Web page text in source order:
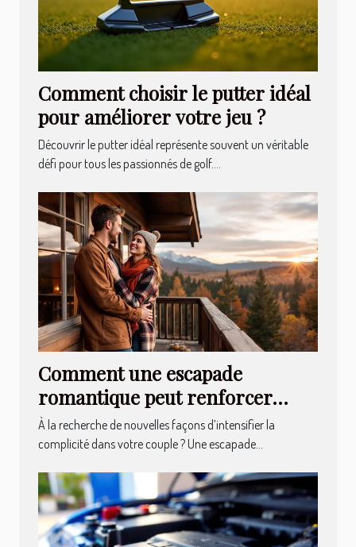
Comment choisir le putter idéal
pour améliorer votre jeu ?
Découvrir le putter idéal représente souvent un véritable
défi pour tous les passionnés de golf....
Comment une escapade
romantique peut renforcer
votre relation ?
À la recherche de nouvelles façons d’intensifier la
complicité dans votre couple ? Une escapade...